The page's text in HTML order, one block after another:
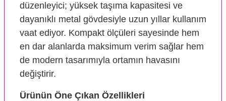
düzenleyici; yüksek taşıma kapasitesi ve
dayanıklı metal gövdesiyle uzun yıllar kullanım
vaat ediyor. Kompakt ölçüleri sayesinde hem
en dar alanlarda maksimum verim sağlar hem
de modern tasarımıyla ortamın havasını
değiştirir.
Ürünün Öne Çıkan Özellikleri